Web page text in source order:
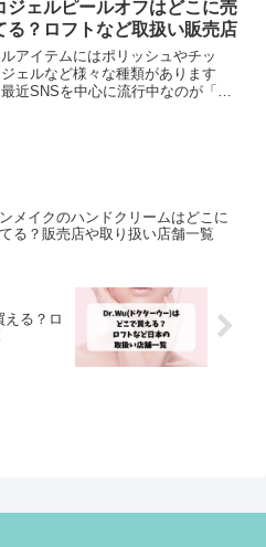
ジェルピールオフはどこに売
る？ロフトなど取扱い販売店
アイテムにはポリッシュやチッ
ェルなど様々な種類があります
近SNSを中心に流行中なのが「ピ
メイクのハンドクリームはどこに
る？販売店や取り扱い店舗一覧
える？ロ